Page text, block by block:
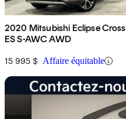
2020 Mitsubishi Eclipse Cross
ES S-AWC AWD
15 995 $ Affaire équitable